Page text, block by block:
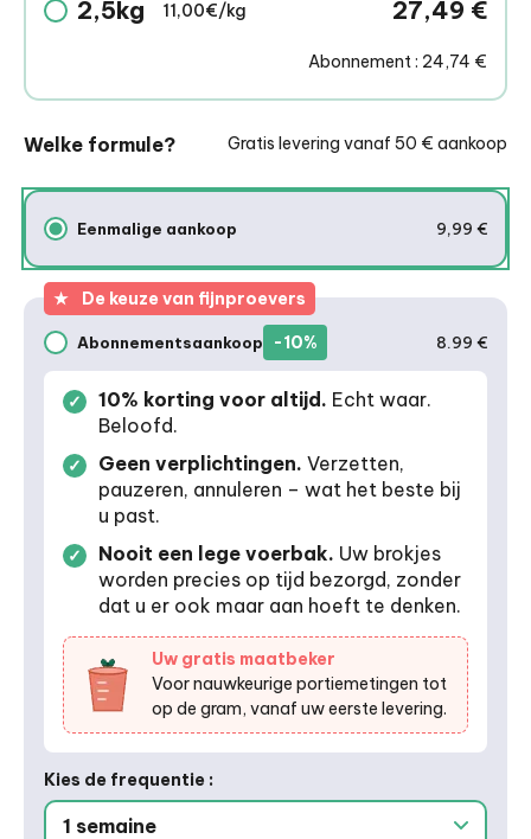
💧 Combineerbaar met onze patés
: alleen te
geven of als aanvulling om dehydratatiete
🌿Premium omega-3 (algenolie EPA/DHA)+
taurine : ondersteuning van huid/vacht,
vitaliteit en algemeen evenwicht.
2,5kg 11,00€/kg 27,49 €
Abonnement : 24,74 €
Welke formule? Gratis levering vanaf 50 € aankoop
Eenmalige aankoop
Eenmalige aankoop 9,99 €
★ De keuze van fijnproevers
Aankoop via abonnement
Abonnementsaankoop -10% 8.99 €
10% korting voor altijd. Echt waar.
Beloofd.
Geen verplichtingen. Verzetten,
pauzeren, annuleren – wat het beste bij
u past.
Nooit een lege voerbak. Uw brokjes
worden precies op tijd bezorgd, zonder
dat u er ook maar aan hoeft te denken.
Uw gratis maatbeker
Voor nauwkeurige portiemetingen tot
op de gram, vanaf uw eerste levering.
Kies de frequentie :